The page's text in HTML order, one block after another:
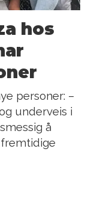
hos
personer: –
underveis i
å